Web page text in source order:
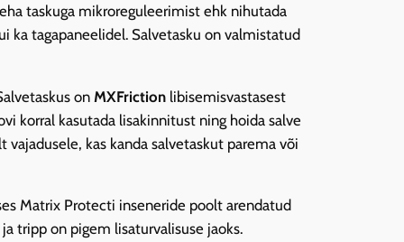
taskuga mikroreguleerimist ehk nihutada
ka tagapaneelidel. Salvetasku on valmistatud
on MXFriction libisemisvastasest
korral kasutada lisakinnitust ning hoida salve
kas kanda salvetaskut parema või
Matrix Protecti inseneride poolt arendatud
tripp on pigem lisaturvalisuse jaoks.